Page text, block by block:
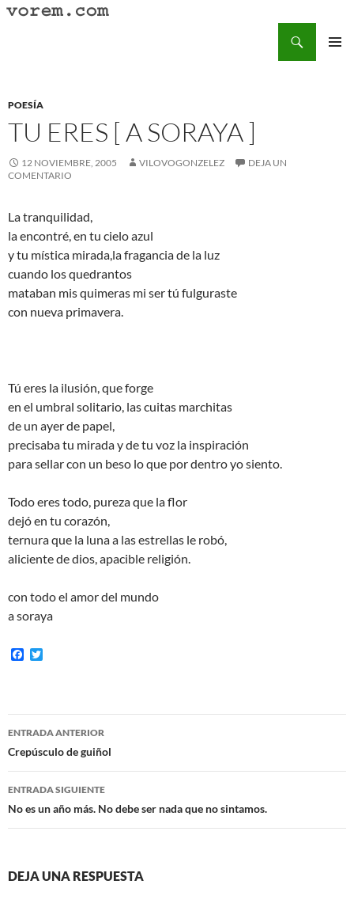
Saltar
POESÍA
TU ERES [ A SORAYA ]
12 NOVIEMBRE, 2005 VILOVOGONZELEZ
DEJA UN
COMENTARIO
La tranquilidad,
la encontré, en tu cielo azul
y tu mística mirada,la fragancia de la luz
cuando los quedrantos
mataban mis quimeras mi ser tú fulguraste
con nueva primavera.
Tú eres la ilusión, que forge
en el umbral solitario, las cuitas marchitas
de un ayer de papel,
precisaba tu mirada y de tu voz la inspiración
para sellar con un beso lo que por dentro yo siento.
Todo eres todo, pureza que la flor
dejó en tu corazón,
ternura que la luna a las estrellas le robó,
aliciente de dios, apacible religión.
con todo el amor del mundo
a soraya
F
o
o
e
r
Navegación
de
entradas
ENTRADA ANTERIOR
Crepúsculo de guiñol
ENTRADA SIGUIENTE
No es un año más. No debe ser nada que no sintamos.
DEJA UNA RESPUESTA